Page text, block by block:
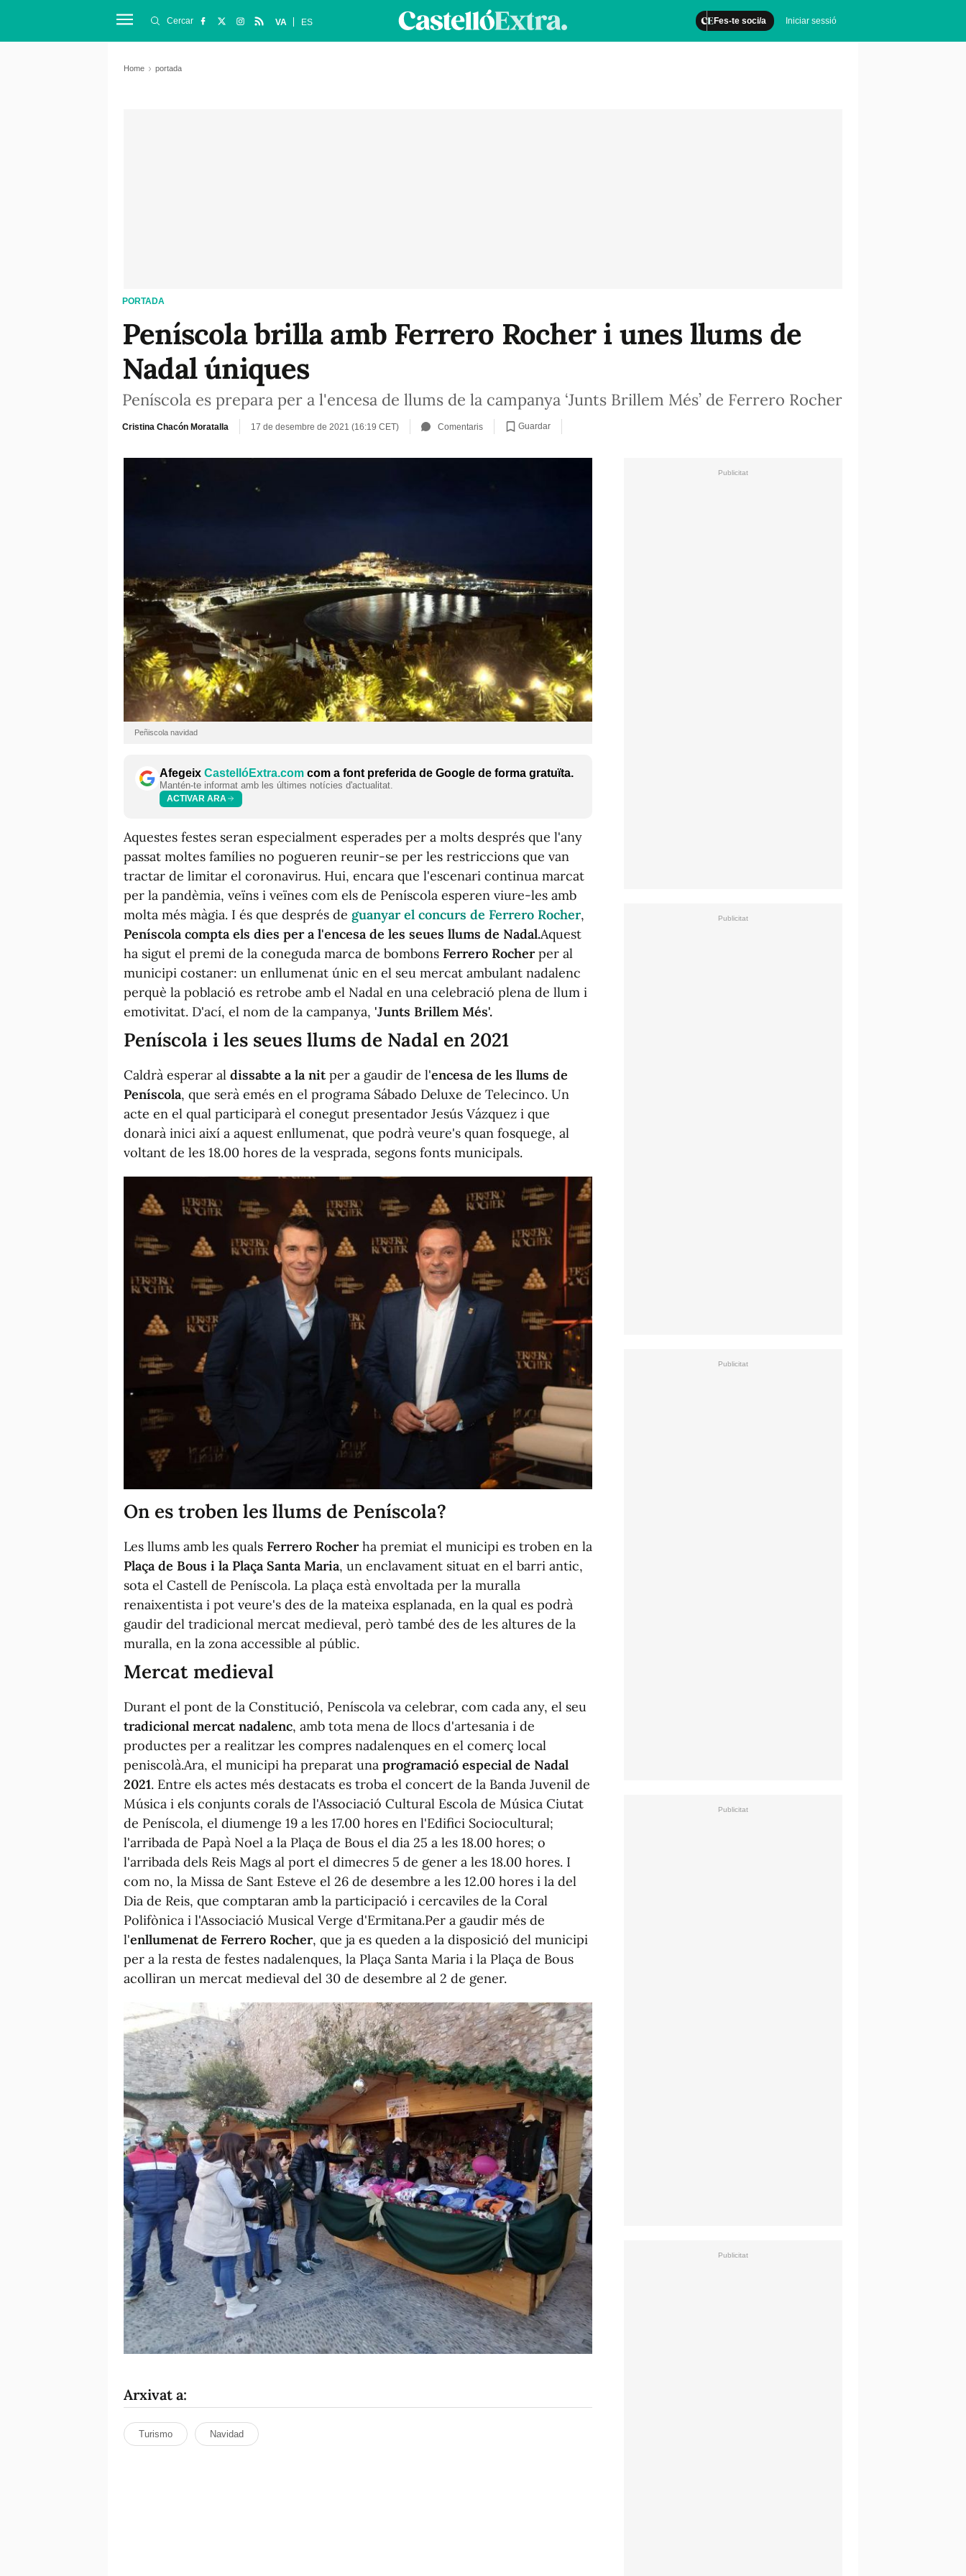
Fes-te soci/a Iniciar sessió
Cercar VA ES
Home portada
PORTADA
Peníscola brilla amb Ferrero Rocher i unes llums de
Nadal úniques
Peníscola es prepara per a l'encesa de llums de la campanya ‘Junts Brillem Més’ de Ferrero Rocher
Cristina Chacón Moratalla 17 de desembre de 2021 (16:19 CET) Comentaris Guardar
Peñiscola navidad
Afegeix CastellóExtra.com com a font preferida de Google de forma gratuïta.
Mantén-te informat amb les últimes notícies d'actualitat.
ACTIVAR ARA
Aquestes festes seran especialment esperades per a molts després que l'any
passat moltes famílies no pogueren reunir-se per les restriccions que van
tractar de limitar el coronavirus. Hui, encara que l'escenari continua marcat
per la pandèmia, veïns i veïnes com els de Peníscola esperen viure-les amb
molta més màgia. I és que després de guanyar el concurs de Ferrero Rocher,
Peníscola compta els dies per a l'encesa de les seues llums de Nadal.Aquest
ha sigut el premi de la coneguda marca de bombons Ferrero Rocherper al
municipi costaner: un enllumenat únic en el seu mercat ambulant nadalenc
perquè la població es retrobe amb el Nadal en una celebració plena de llum i
emotivitat. D'ací, el nom de la campanya, 'Junts Brillem Més'.
Peníscola i les seues llums de Nadal en 2021
Caldrà esperar al dissabte a la nitper a gaudir de l'encesa de les llums de
Peníscola, que serà emés en el programa Sábado Deluxe de Telecinco. Un
acte en el qual participarà el conegut presentador Jesús Vázquez i que
donarà inici així a aquest enllumenat, que podrà veure's quan fosquege, al
voltant de les 18.00 hores de la vesprada, segons fonts municipals.
On es troben les llums de Peníscola?
Les llums amb les quals Ferrero Rocherha premiat el municipi es troben en la
Plaça de Bous i la Plaça Santa Maria, un enclavament situat en el barri antic,
sota el Castell de Peníscola. La plaça està envoltada per la muralla
renaixentista i pot veure's des de la mateixa esplanada, en la qual es podrà
gaudir del tradicional mercat medieval, però també des de les altures de la
muralla, en la zona accessible al públic.
Mercat medieval
Durant el pont de la Constitució, Peníscola va celebrar, com cada any, el seu
tradicional mercat nadalenc, amb tota mena de llocs d'artesania i de
productes per a realitzar les compres nadalenques en el comerç local
peniscolà.Ara, el municipi ha preparat una programació especial de Nadal
2021. Entre els actes més destacats es troba el concert de la Banda Juvenil de
Música i els conjunts corals de l'Associació Cultural Escola de Música Ciutat
de Peníscola, el diumenge 19 a les 17.00 hores en l'Edifici Sociocultural;
l'arribada de Papà Noel a la Plaça de Bous el dia 25 a les 18.00 hores; o
l'arribada dels Reis Mags al port el dimecres 5 de gener a les 18.00 hores. I
com no, la Missa de Sant Esteve el 26 de desembre a les 12.00 hores i la del
Dia de Reis, que comptaran amb la participació i cercaviles de la Coral
Polifònica i l'Associació Musical Verge d'Ermitana.Per a gaudir més de
l'enllumenat de Ferrero Rocher, que ja es queden a la disposició del municipi
per a la resta de festes nadalenques, la Plaça Santa Maria i la Plaça de Bous
acolliran un mercat medieval del 30 de desembre al 2 de gener.
Arxivat a:
Turismo Navidad